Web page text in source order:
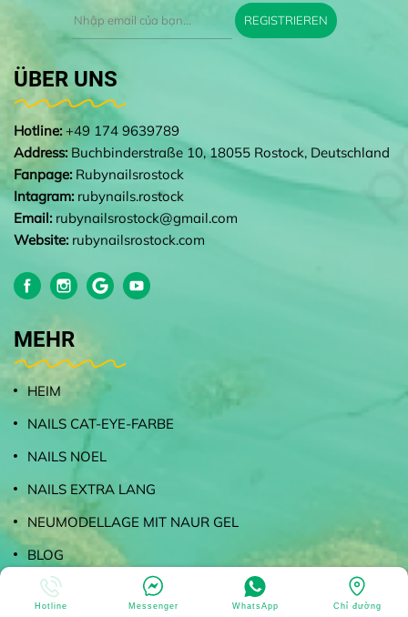
REGISTRIEREN
ÜBER UNS
Hotline: +49 174 9639789
Address: Buchbinderstraße 10, 18055 Rostock, Deutschland
Fanpage: Rubynailsrostock
Intagram: rubynails.rostock
Email: rubynailsrostock@gmail.com
Website: rubynailsrostock.com
MEHR
HEIM
NAILS CAT-EYE-FARBE
NAILS NOEL
NAILS EXTRA LANG
NEUMODELLAGE MIT NAUR GEL
BLOG
KONTAKT
Hotline Messenger WhatsApp Chỉ đường